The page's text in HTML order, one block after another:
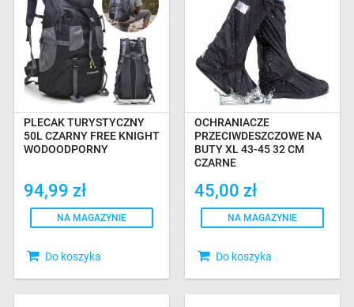
PLECAK TURYSTYCZNY
50L CZARNY FREE KNIGHT
WODOODPORNY
94,99 zł
NA MAGAZYNIE
Do koszyka
OCHRANIACZE
PRZECIWDESZCZOWE NA
BUTY XL 43-45 32 CM
CZARNE
45,00 zł
NA MAGAZYNIE
Do koszyka